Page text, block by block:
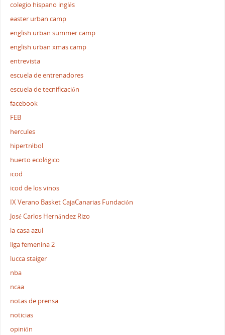
colegio hispano inglés
easter urban camp
english urban summer camp
english urban xmas camp
entrevista
escuela de entrenadores
escuela de tecnificación
facebook
FEB
hercules
hipertrébol
huerto ecológico
icod
icod de los vinos
IX Verano Basket CajaCanarias Fundación
José Carlos Hernández Rizo
la casa azul
liga femenina 2
lucca staiger
nba
ncaa
notas de prensa
noticias
opinión